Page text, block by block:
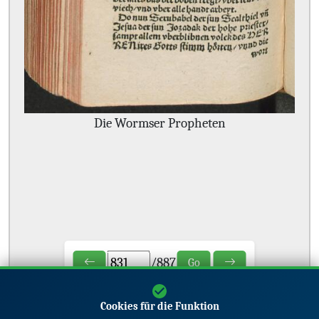
Die Wormser Propheten
/887 Go
Cookies für die Funktion